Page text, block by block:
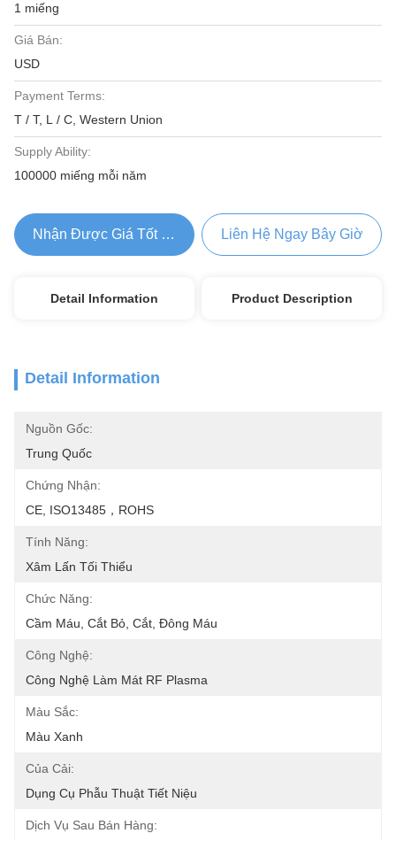
1 miếng
Giá Bán:
USD
Payment Terms:
T / T, L / C, Western Union
Supply Ability:
100000 miếng mỗi năm
Nhận Được Giá Tốt Nhất Liên Hệ Ngay Bây Giờ
Detail Information Product Description
Detail Information
Nguồn Gốc:
Trung Quốc
Chứng Nhận:
CE, ISO13485，ROHS
Tính Năng:
Xâm Lấn Tối Thiểu
Chức Năng:
Cầm Máu, Cắt Bỏ, Cắt, Đông Máu
Công Nghệ:
Công Nghệ Làm Mát RF Plasma
Màu Sắc:
Màu Xanh
Của Cải:
Dụng Cụ Phẫu Thuật Tiết Niệu
Dịch Vụ Sau Bán Hàng: